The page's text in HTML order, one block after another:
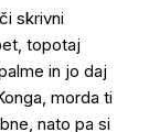
skrivni
topotaj
in jo daj
morda ti
nato pa si